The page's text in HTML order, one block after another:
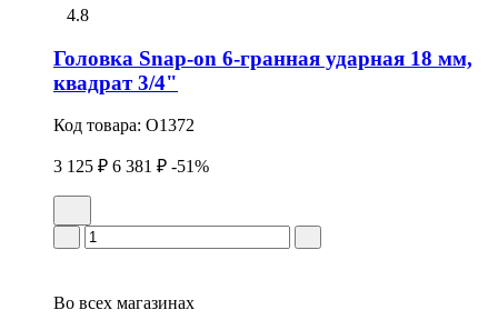
4.8
Головка Snap-on 6-гранная удаpная 18 мм,
квадрат 3/4"
Код товара: O1372
3 125 ₽ 6 381 ₽ -51%
Во всех магазинах